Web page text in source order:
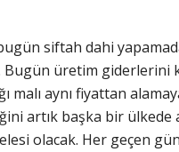
siftah dahi
Bugün üretim giderlerini
malı aynı fiyattan
artık başka bir ülkede
olacak. Her geçen